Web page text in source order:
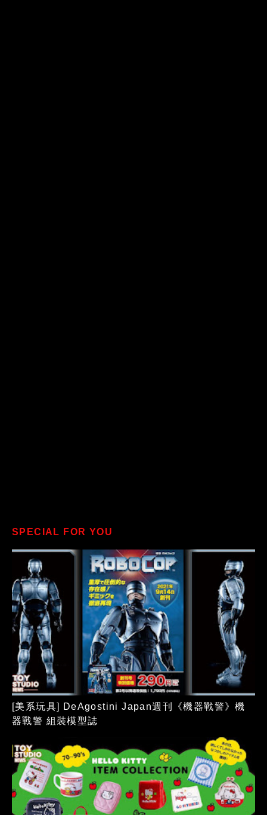
SPECIAL FOR YOU
[美系玩具] DeAgostini Japan週刊《機器戰警》機
器戰警 組裝模型誌